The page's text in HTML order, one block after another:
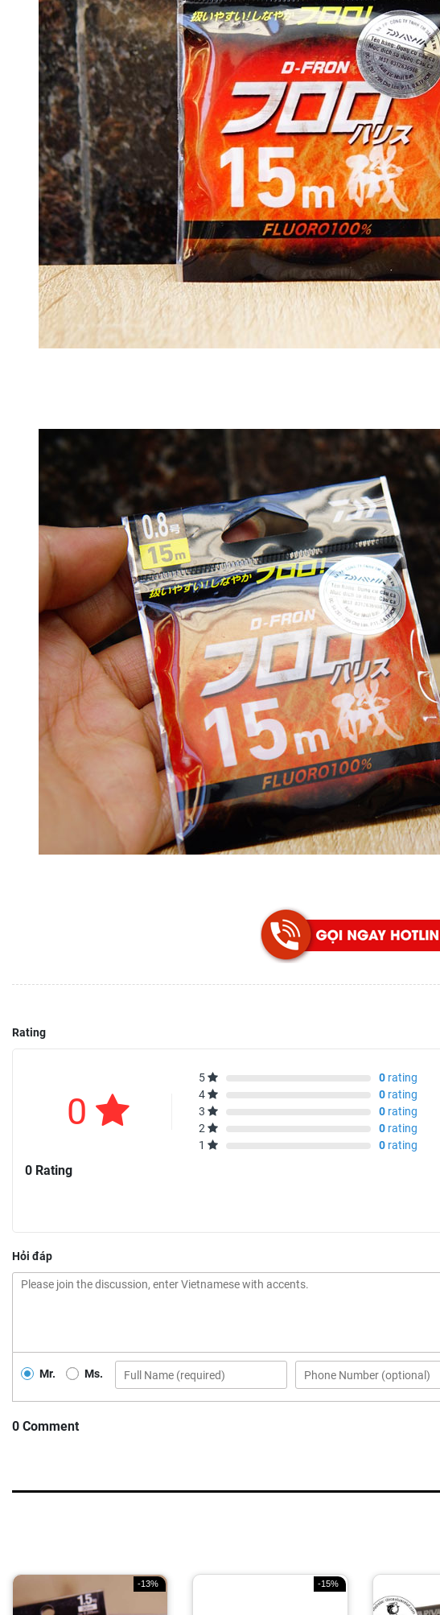
Rating
0
5 0rating
4
0rating
3
0rating
2
0rating
1
0rating
0 Rating
Hỏi đáp
Mr. Ms.
0 Comment
-13% -15%